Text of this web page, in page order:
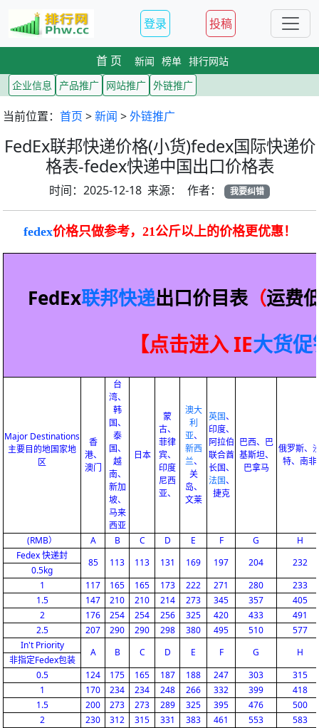
登录 投稿
首 页 新闻 榜单 排行网站
企业信息
产品推广 网站推广 外链推广
当前位置： 首页 >新闻 >外链推广
FedEx联邦快递价格(小货)fedex国际快递价
格表-fedex快递中国出口价格表
时间：2025-12-18 来源： 作者： 我要纠错
fedex价格只做参考，21公斤以上的价格更优惠！
FedEx联邦快递出口价目表（运费
【点击进入 IE大货
Major Destinations
主要目的地国家地
区
香
港、
澳门
台
湾、
韩
国、
泰
国、
越
南、
新加
坡、
马来
西亚
日本
蒙
古、
菲律
宾、
印度
尼西
亚、
澳大
利
亚、
新西
兰、
关
岛、
文莱
英国、
印度、
阿拉伯
联合酋
长国、
法国、
捷克
巴西、巴
基斯坦、
巴拿马
俄罗斯、
特、南非
(RMB） A B C D E F G
H
Fedex 快递封
85 113 113 131 169 197 204 232
0.5kg
1
117 165 165 173 222 271 280
233
1.5
147 210 210 214 273 345 357
405
2
176 254 254 256 325 420 433
491
2.5
207 290 290 298 380 495 510
577
In't Priority
A B C D E F G H
非指定Fedex包装
0.5
124 175 165 187 188 247 303
315
1
170 234 234 248 266 332 399
418
1.5
200 273 273 289 325 395 476
500
2
230 312 315 331 383 461 553
583